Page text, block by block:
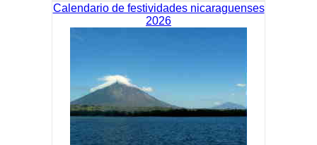
Calendario de festividades nicaraguenses
2026